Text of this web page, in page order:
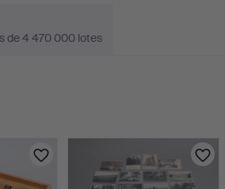
de 4 470 000 lotes